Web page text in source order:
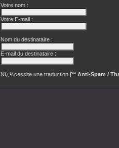
Votre nom :
Votre E-mail :
Nom du destinataire :
E-mail du destinataire :
Nï¿½cessite une traduction [** Anti-Spam /